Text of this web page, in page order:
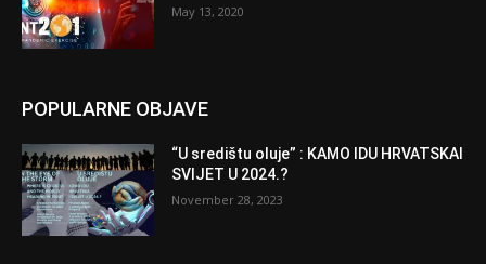
May 13, 2020
POPULARNE OBJAVE
“U središtu oluje” : KAMO IDU HRVATSKAI
SVIJET U 2024.?
November 28, 2023